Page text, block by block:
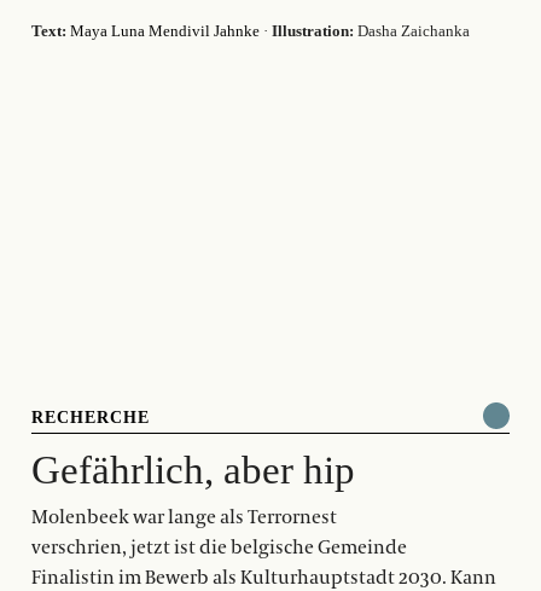
Text: Maya Luna Mendivil Jahnke · Illustration: Dasha Zaichanka
RECHERCHE
Gefährlich, aber hip
Molenbeek war lange als Terrornest
verschrien, jetzt ist die belgische Gemeinde
Finalistin im Bewerb als Kulturhauptstadt 2030. Kann